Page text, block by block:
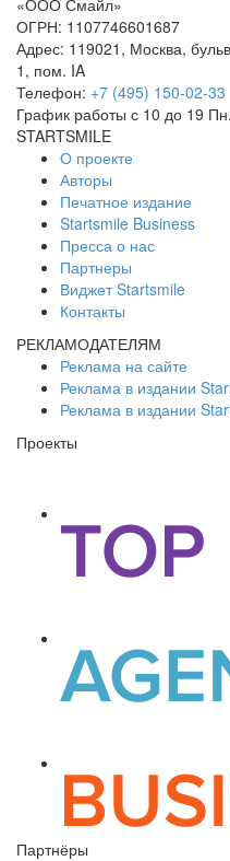
«ООО Смайл»
ОГРН: 1107746601687
Адрес: 119021 , Москва,
1, пом. IA
Телефон: +7 (495) 150-02-33
График работы с 10 до 19
STARTSMILE
О проекте
Авторы
Печатное издание
Startsmile Business
Пресса о нас
Партнеры
Виджет Startsmile
Контакты
РЕКЛАМОДАТЕЛЯМ
Реклама на сайте
Реклама в издании
Реклама в издании
Проекты
Партнёры